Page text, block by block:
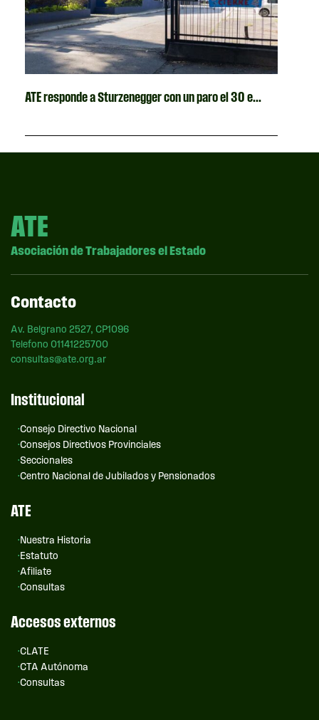
ATE responde a Sturzenegger con un paro el 30 e...
ATE
Asociación de Trabajadores el Estado
Contacto
Av. Belgrano 2527, CP1096
Telefono 01141225700
consultas@ate.org.ar
Institucional
Consejo Directivo Nacional
Consejos Directivos Provinciales
Seccionales
Centro Nacional de Jubilados y Pensionados
ATE
Nuestra Historia
Estatuto
Afiliate
Consultas
Accesos externos
CLATE
CTA Autónoma
Consultas